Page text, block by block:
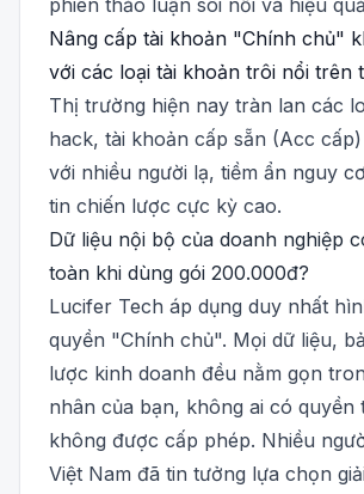
phiên thảo luận sôi nổi và hiệu
Nâng cấp tài khoản "Chính chủ"
với các loại tài khoản trôi nổi trên
Thị trường hiện nay tràn lan các
hack, tài khoản cấp sẵn (Acc
với nhiều người lạ, tiềm ẩn nguy
tin chiến lược cực kỳ cao.
Dữ liệu nội bộ của doanh nghiệp
toàn khi dùng gói 200.000đ?
Lucifer Tech áp dụng duy nhất
quyền "Chính chủ". Mọi dữ liệu,
lược kinh doanh đều nằm gọn
nhân của bạn, không ai có quyền
không được cấp phép. Nhiều
Việt Nam đã tin tưởng lựa chọn